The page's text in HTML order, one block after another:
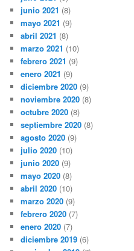
junio 2021 (8)
mayo 2021 (9)
abril 2021 (8)
marzo 2021 (10)
febrero 2021 (9)
enero 2021 (9)
diciembre 2020 (9)
noviembre 2020 (8)
octubre 2020 (8)
septiembre 2020 (8)
agosto 2020 (9)
julio 2020 (10)
junio 2020 (9)
mayo 2020 (8)
abril 2020 (10)
marzo 2020 (9)
febrero 2020 (7)
enero 2020 (7)
diciembre 2019 (6)